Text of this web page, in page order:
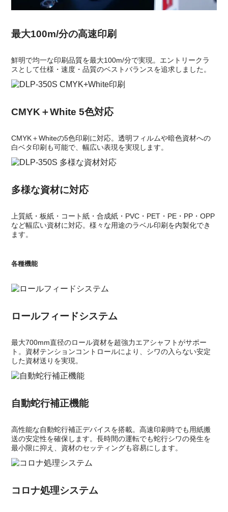
最大100m/分の高速印刷
鮮明で均一な印刷品質を最大100m/分で実現。エントリークラ
スとして仕様・速度・品質のベストバランスを追求しました。
CMYK＋White 5色対応
CMYK＋Whiteの5色印刷に対応。透明フィルムや暗色資材への
白ベタ印刷も可能で、幅広い表現を実現します。
多様な資材に対応
上質紙・板紙・コート紙・合成紙・PVC・PET・PE・PP・OPP
など幅広い資材に対応。様々な用途のラベル印刷を内製化でき
ます。
各種機能
ロールフィードシステム
最大700mm直径のロール資材を超強力エアシャフトがサポー
ト。資材テンションコントロールにより、シワの入らない安定
した資材送りを実現。
自動蛇行補正機能
高性能な自動蛇行補正デバイスを搭載。高速印刷時でも用紙搬
送の安定性を確保します。長時間の運転でも蛇行シワの発生を
最小限に抑え、資材のセッティングも容易にします。
コロナ処理システム